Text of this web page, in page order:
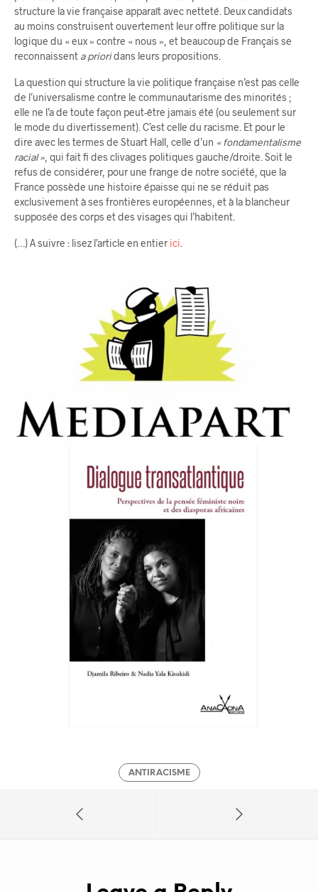
structure la vie française apparaît avec netteté. Deux candidats
au moins construisent ouvertement leur offre politique sur la
logique du « eux » contre « nous », et beaucoup de Français se
reconnaissent a prioridans leurs propositions.
La question qui structure la vie politique française n’est pas celle
de l’universalisme contre le communautarisme des minorités ;
elle ne l’a de toute façon peut-être jamais été (ou seulement sur
le mode du divertissement). C’est celle du racisme. Et pour le
dire avec les termes de Stuart Hall, celle d’un « fondamentalisme
racial » , qui fait fi des clivages politiques gauche/droite. Soit le
refus de considérer, pour une frange de notre société, que la
France possède une histoire épaisse qui ne se réduit pas
exclusivement à ses frontières européennes, et à la blancheur
supposée des corps et des visages qui l’habitent.
(…) A suivre : lisez l’article en entier ici
ANTIRACISME